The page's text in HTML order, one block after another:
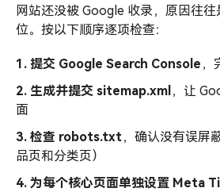
网站还没被 Google 收录，原因往
位。按以下顺序逐项检查：
1. 提交 Google Search Console ，
2. 生成并提交 sitemap.xml ，让
面
3. 检查 robots.txt，确认没有误屏
品页和分类页）
4. 为每个核心页面单独设置 Meta